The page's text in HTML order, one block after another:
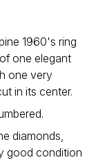
1960's ring
one elegant
one very
in its center.
diamonds,
good condition